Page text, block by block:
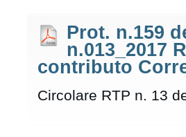
Prot. n.159
n.013_2017
contributo
Circolare RTP n. 13